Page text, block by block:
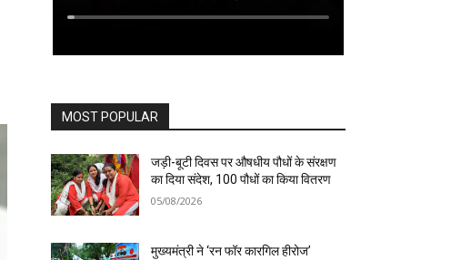
MOST POPULAR
जड़ी-बूटी दिवस पर औषधीय पौधों के संरक्षण
का दिया संदेश, 100 पौधों का किया वितरण
05/08/2026
मुख्यमंत्री ने ‘रन फॉर कारगिल हीरोज’